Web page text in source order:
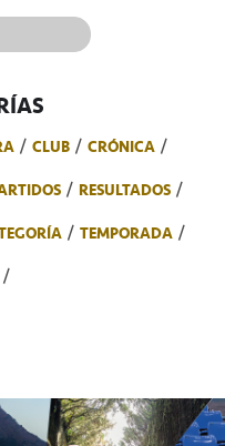
CLUB
CRÓNICA
RESULTADOS
TEMPORADA